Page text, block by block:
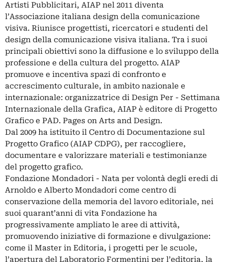
Artisti Pubblicitari, AIAP nel 2011 diventa
l’Associazione italiana design della comunicazione
visiva. Riunisce progettisti, ricercatori e studenti del
design della comunicazione visiva italiana. Tra i suoi
principali obiettivi sono la diffusione e lo sviluppo della
professione e della cultura del progetto. AIAP
promuove e incentiva spazi di confronto e
accrescimento culturale, in ambito nazionale e
internazionale: organizzatrice di Design Per - Settimana
Internazionale della Grafica, AIAP è editore di Progetto
Grafico e PAD. Pages on Arts and Design.
Dal 2009 ha istituito il Centro di Documentazione sul
Progetto Grafico (AIAP CDPG), per raccogliere,
documentare e valorizzare materiali e testimonianze
del progetto grafico.
Fondazione Mondadori - Nata per volontà degli eredi di
Arnoldo e Alberto Mondadori come centro di
conservazione della memoria del lavoro editoriale, nei
suoi quarant’anni di vita Fondazione ha
progressivamente ampliato le aree di attività,
promuovendo iniziative di formazione e divulgazione:
come il Master in Editoria, i progetti per le scuole,
l’apertura del Laboratorio Formentini per l’editoria, la